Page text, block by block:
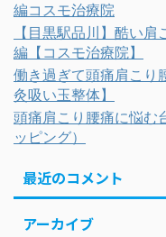
編コスモ治療院
【目黒駅品川】酷い
編【コスモ治療院】
働き過ぎて頭痛肩こり
灸吸い玉整体】
頭痛肩こり腰痛に悩む
ッピング）
最近のコメント
アーカイブ